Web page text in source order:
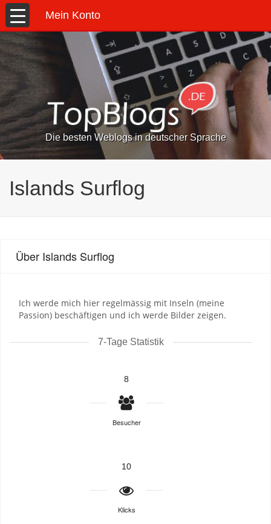
Mein Konto
Die besten Weblogs in deutscher Sprache
Islands Surflog
Über Islands Surflog
Ich werde mich hier regelmässig mit Inseln (meine
Passion) beschäftigen und ich werde Bilder zeigen.
7-Tage Statistik
8
Besucher
10
Klicks